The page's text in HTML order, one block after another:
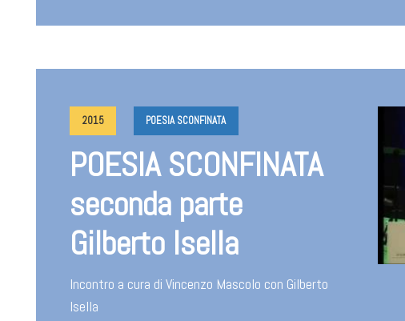
2015 POESIA SCONFINATA
POESIA SCONFINATA
seconda parte
Gilberto Isella
Incontro a cura di Vincenzo Mascolo con Gilberto
Isella